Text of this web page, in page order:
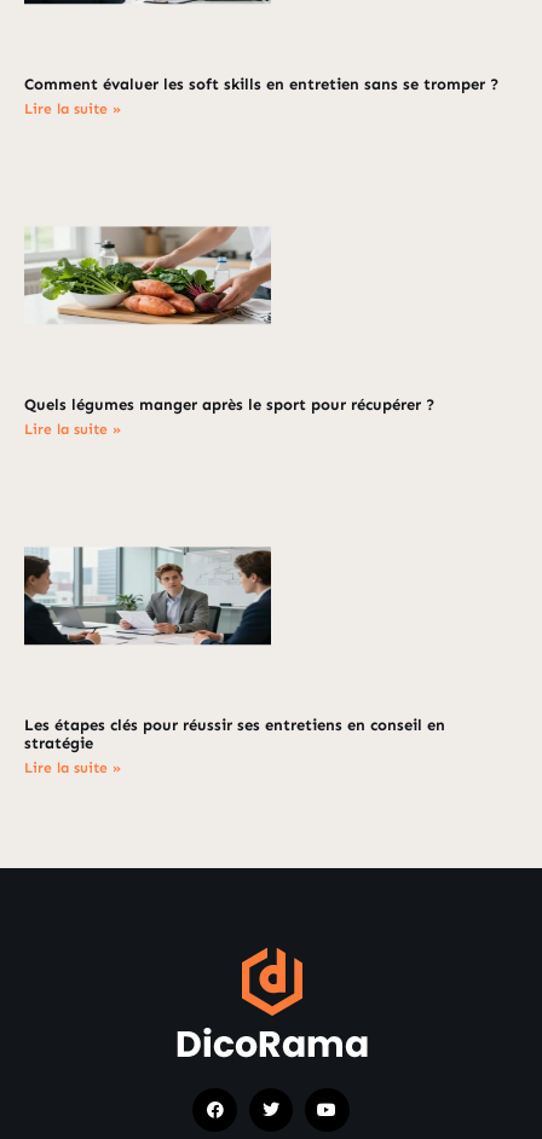
Comment évaluer les soft skills en entretien sans se tromper ?
Lire la suite »
Quels légumes manger après le sport pour récupérer ?
Lire la suite »
Les étapes clés pour réussir ses entretiens en conseil en
stratégie
Lire la suite »